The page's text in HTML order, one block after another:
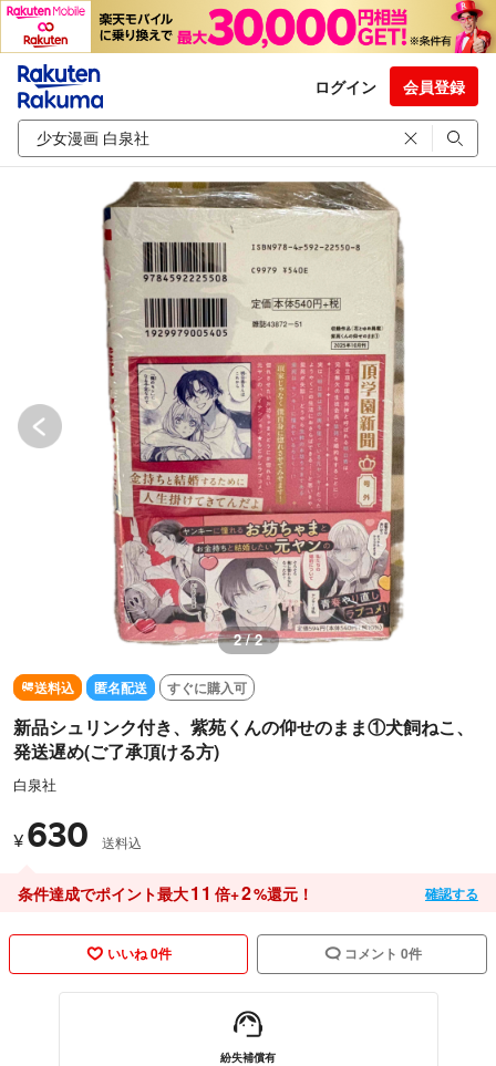
ログイン 会員登録
1 / 2
送料込 匿名配送 すぐに購入可
新品シュリンク付き、紫苑くんの仰せのまま①犬飼ねこ、
発送遅め(ご了承頂ける方)
白泉社
¥ 630 送料込
条件達成でポイント最大11 倍+2%還元！ 確認する
いいね 0件 コメント 0件
紛失補償有